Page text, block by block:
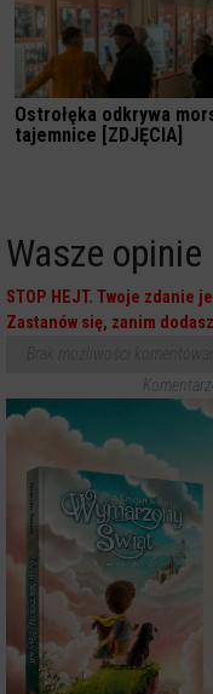
Ostrołęka odkrywa
tajemnice [ZDJĘCIA]
Wasze opinie
STOP HEJT. Twoje zdanie
Zastanów się, zanim